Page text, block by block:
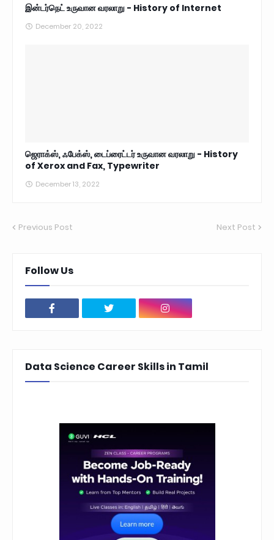
இன்டர்நெட் உருவான வரலாறு - History of Internet
December 20, 2022
ஜெராக்ஸ், ஃபேக்ஸ், டைப்ரைட்டர் உருவான வரலாறு - History
of Xerox and Fax, Typewriter
December 13, 2022
Previous Post Next Post
Follow Us
Data Science Career Skills in Tamil